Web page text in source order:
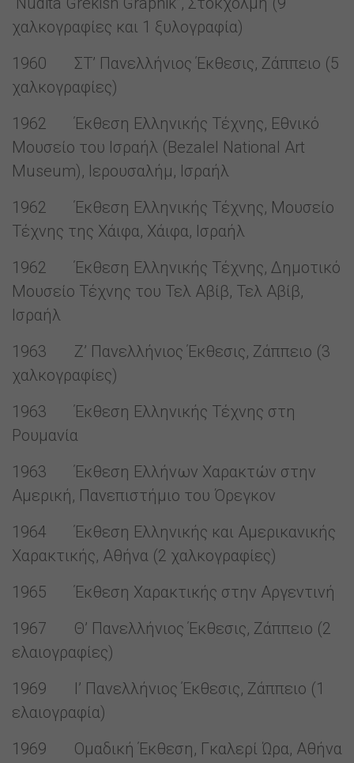
χαλκογραφίες και 1 ξυλογραφία)
1960 ΣΤ’ Πανελλήνιος Έκθεσις, Ζάππειο (5
χαλκογραφίες)
1962 Έκθεση Ελληνικής Τέχνης, Εθνικό
Μουσείο του Ισραήλ (Bezalel National Art
Museum), Ιερουσαλήμ, Ισραήλ
1962 Έκθεση Ελληνικής Τέχνης, Μουσείο
Τέχνης της Χάιφα, Χάιφα, Ισραήλ
1962 Έκθεση Ελληνικής Τέχνης, Δημοτικό
Μουσείο Τέχνης του Τελ Αβίβ, Τελ Αβίβ,
Ισραήλ
1963 Ζ’ Πανελλήνιος Έκθεσις, Ζάππειο (3
χαλκογραφίες)
1963 Έκθεση Ελληνικής Τέχνης στη
Ρουμανία
1963 Έκθεση Ελλήνων Χαρακτών στην
Αμερική, Πανεπιστήμιο του Όρεγκον
1964 Έκθεση Ελληνικής και Αμερικανικής
Χαρακτικής, Αθήνα (2 χαλκογραφίες)
1965 Έκθεση Χαρακτικής στην Αργεντινή
1967 Θ’ Πανελλήνιος Έκθεσις, Ζάππειο (2
ελαιογραφίες)
1969 Ι’ Πανελλήνιος Έκθεσις, Ζάππειο (1
ελαιογραφία)
1969 Ομαδική Έκθεση, Γκαλερί Ώρα, Αθήνα